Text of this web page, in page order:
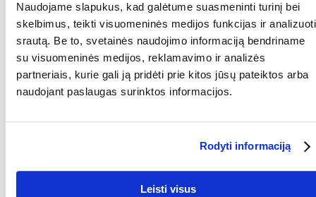
Naudojame slapukus, kad galėtume suasmeninti turinį bei
skelbimus, teikti visuomeninės medijos funkcijas ir analizuoti
srautą. Be to, svetainės naudojimo informaciją bendriname
su visuomeninės medijos, reklamavimo ir analizės
partneriais, kurie gali ją pridėti prie kitos jūsų pateiktos arba
naudojant paslaugas surinktos informacijos.
Rodyti informaciją
Leisti visus
Apsauga nuo šalčio: Taip
RŪŠIS: Sodo įrankiai
Parametrai
GAMINTOJAS: GARDENA
įsigijo. Žvaigždučių įvertinimas yra visų įvertinimų vidurkis.
atsiliepimus.